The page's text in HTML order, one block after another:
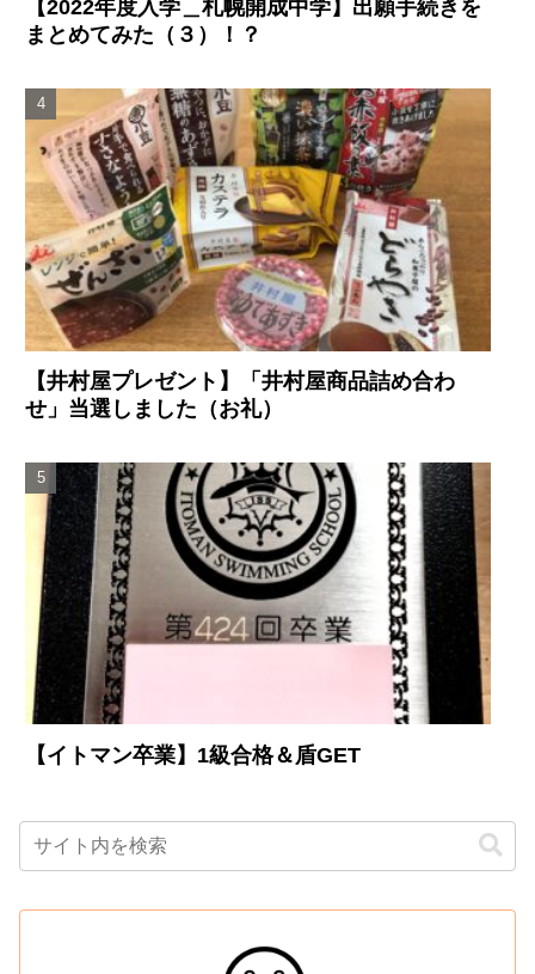
【2022年度入学＿札幌開成中学】出願手続きを
まとめてみた（３）！？
【井村屋プレゼント】「井村屋商品詰め合わ
せ」当選しました（お礼）
【イトマン卒業】1級合格＆盾GET